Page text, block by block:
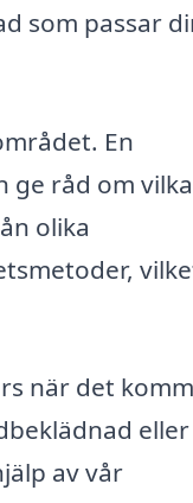
som passar
En
ge råd om vilka
olika
när det
eller
av vår